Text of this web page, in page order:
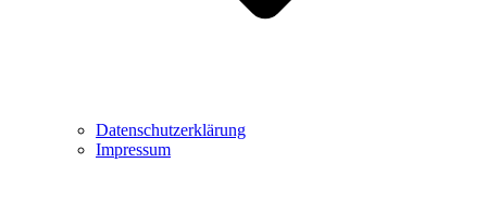
Datenschutzerklärung
Impressum